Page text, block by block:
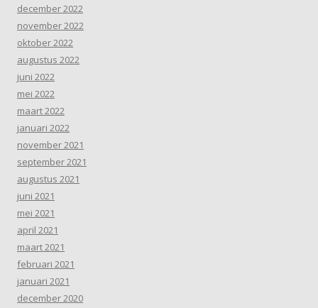
december 2022
november 2022
oktober 2022
augustus 2022
juni 2022
mei 2022
maart 2022
januari 2022
november 2021
september 2021
augustus 2021
juni 2021
mei 2021
april 2021
maart 2021
februari 2021
januari 2021
december 2020